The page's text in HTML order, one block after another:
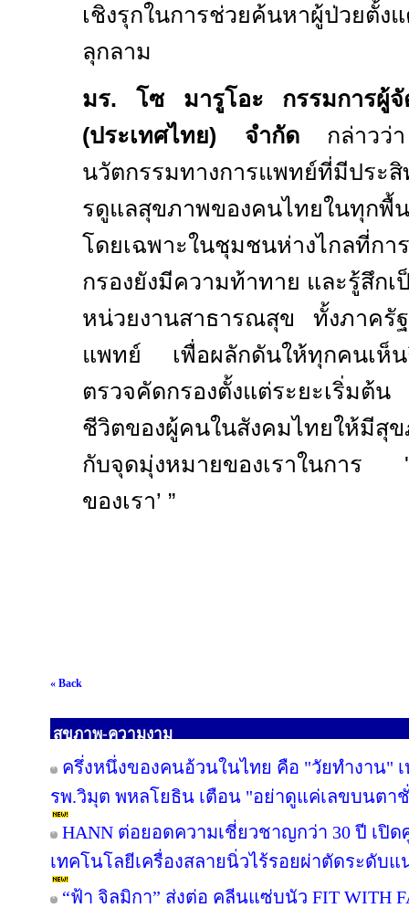
เชิงรุกในการช่วยค้นหาผู้ป่วยตั้ง
ลุกลาม
มร. โซ มารูโอะ กรรมการผู้
(ประเทศไทย) จำกัด
กล่าว
นวัตกรรมทางการแพทย์ที่มีประ
รดูแลสุขภาพของคนไทยในทุกพื้
โดยเฉพาะในชุมชนห่างไกลที่กา
กรองยังมีความท้าทาย และรู้สึก
หน่วยงานสาธารณสุข ทั้งภาครั
แพทย์ เพื่อผลักดันให้ทุกคนเห็น
ตรวจคัดกรองตั้งแต่ระยะเริ่ม
ชีวิตของผู้คนในสังคมไทยให้มี
กับจุดมุ่งหมายของเราในการ '
ของเรา’ ”
« Back
สุขภาพ-ความงาม
ครึ่งหนึ่งของคนอ้วนในไทย คือ "วัยทำงาน"
รพ.วิมุต พหลโยธิน เตือน "อย่าดูแค่เลขบนตา
HANN ต่อยอดความเชี่ยวชาญกว่า 30 ปี เปิ
เทคโนโลยีเครื่องสลายนิ่วไร้รอยผ่าตัดระดับ
“ฟ้า จิลมิกา” ส่งต่อ คลีนแซ่บนัว FIT